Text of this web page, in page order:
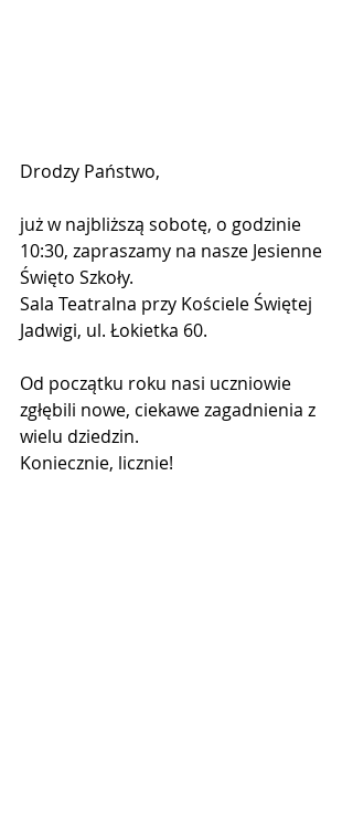
Drodzy Państwo,
już w najbliższą sobotę, o godzinie
10:30, zapraszamy na nasze Jesienne
Święto Szkoły.
Sala Teatralna przy Kościele Świętej
Jadwigi, ul. Łokietka 60.
Od początku roku nasi uczniowie
zgłębili nowe, ciekawe zagadnienia z
wielu dziedzin.
Koniecznie, licznie!